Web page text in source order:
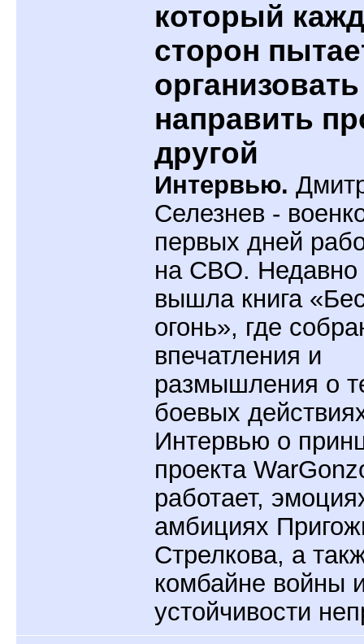
который
сторон
направить
другой
Интервью.
Селезнев -
первых дней
на СВО. Недавно
вышла книга
огонь», где
впечатления и
размышления о
боевых
Интервью о
проекта
работает,
амбициях
Стрелкова, а
комбайне войны
устойчивости